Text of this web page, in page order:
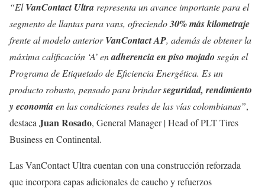
“ElVanContact Ultra representa un avance importante para el
segmento de llantas para vans, ofreciendo30% más kilometraje
frente al modelo anteriorVanContact AP, además de obtener la
máxima calificación ‘A’ enadherencia en piso mojado según el
Programa de Etiquetado de Eficiencia Energética. Es un
producto robusto, pensado para brindarseguridad, rendimiento
y economíaen las condiciones reales de las vías colombianas”,
destaca Juan Rosado, General Manager | Head of PLT Tires
Business en Continental.
Las VanContact Ultra cuentan con una construcción reforzada
que incorpora capas adicionales de caucho y refuerzos